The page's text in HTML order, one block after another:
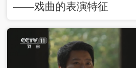
——戏曲的表演特征